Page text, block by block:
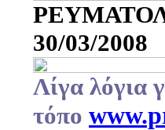
30/03/2008
Λίγα λόγια
τόπο